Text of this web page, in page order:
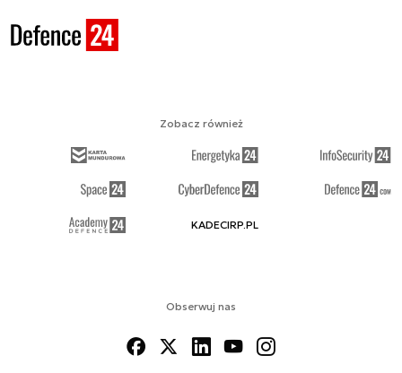
Obserwuj nas
Zobacz również
KADECIRP.PL